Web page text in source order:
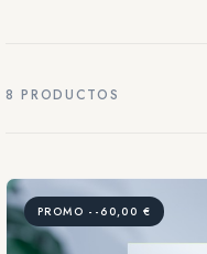
8 PRODUCTOS
PROMO --60,00 €